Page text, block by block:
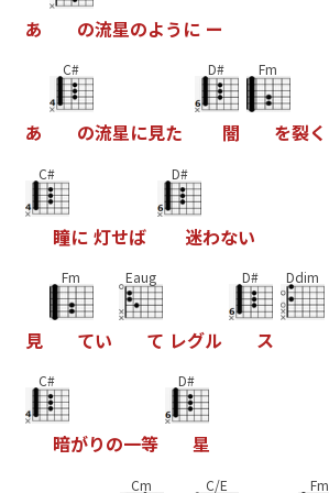
あ の流星のよう に ー
あ
C#
の流星に見た
D#
闇
Fm
を裂く
C#
瞳に 灯せば
D#
迷わない
見
Fm
てい
Eaug
て レグル
D#
ス
Ddim
C#
暗がりの一等
D#
星
Cm C/E Fm